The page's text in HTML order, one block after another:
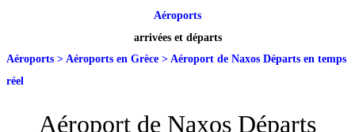
Aéroports
arrivées et départs
Aéroports > Aéroports en Grèce > Aéroport de Naxos Départs en temps
réel
Aéroport de Naxos Départs